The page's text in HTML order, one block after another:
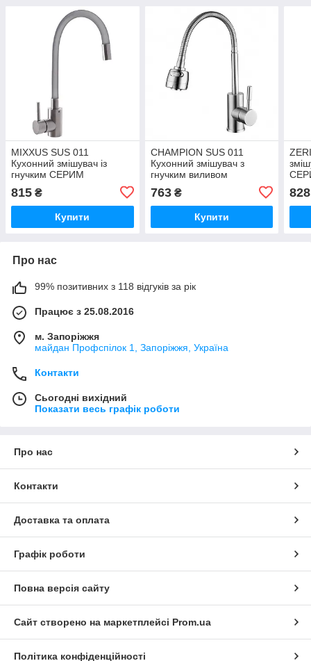
MIXXUS SUS 011
Кухонний змішувач із
гнучким СЕРИМ
815 ₴
Купити
CHAMPION SUS 011
Кухонний змішувач з
гнучким виливом
763₴
Купити
828
Про нас
99% позитивних з 118 відгуків за рік
Працює з 25.08.2016
м. Запоріжжя
майдан Профспілок 1, Запоріжжя, Україна
Контакти
Сьогодні вихідний
Показати весь графік роботи
Про нас
Контакти
Доставка та оплата
Графік роботи
Повна версія сайту
Сайт створено на маркетплейсі Prom.ua
Політика конфіденційності